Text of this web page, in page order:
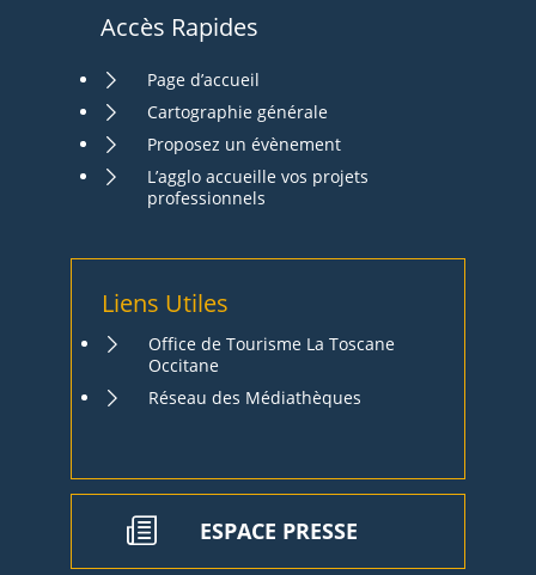
Accès Rapides
Page d’accueil
Cartographie générale
Proposez un évènement
L’agglo accueille vos projets
professionnels
Liens Utiles
Office de Tourisme La Toscane
Occitane
Réseau des Médiathèques
ESPACE PRESSE